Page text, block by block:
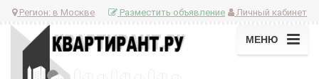
Регион: в Москве Личный кабинет
Разместить объявление
МЕНЮ